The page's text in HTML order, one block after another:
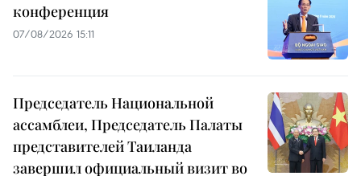
конференция
07/08/2026 15:11
Председатель Национальной
ассамблеи, Председатель Палаты
представителей Таиланда
завершил официальный визит во